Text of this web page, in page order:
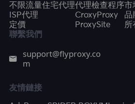
不限流量住宅代理
ISP代理
定價
代理檢查程序
CroxyProxy
ProxySite
市
品
所
聯繫我們
support@flyproxy.co
m
友情鏈接